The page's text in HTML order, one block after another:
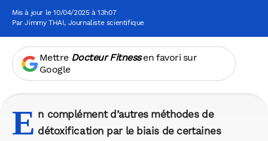
Mis à jour le 10/04/2025 à 13h07
ParJimmy THAI, Journaliste scientifique
Mettre Docteur Fitnessen favori sur
Google
E n complément d’autres méthodes de
détoxification par le biais de certaines